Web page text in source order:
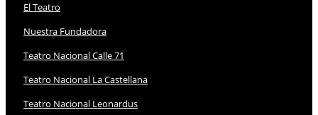
El Teatro
Nuestra Fundadora
Teatro Nacional Calle 71
Teatro Nacional La Castellana
Teatro Nacional Leonardus